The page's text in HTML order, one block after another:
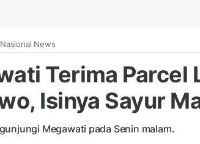
Nasional News
Terima Parcel
Isinya Sayur
Megawati pada Senin malam.